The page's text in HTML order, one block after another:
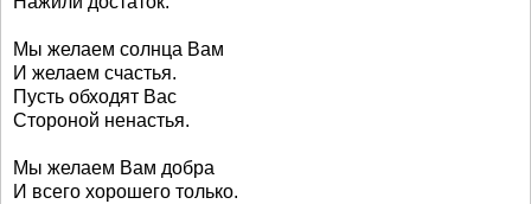
Мы желаем солнца Вам
И желаем счастья.
Пусть обходят Вас
Стороной ненастья.
Мы желаем Вам добра
И всего хорошего только.